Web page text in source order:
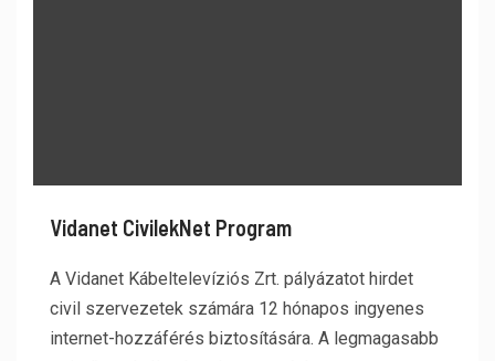
Vidanet CivilekNet Program
A Vidanet Kábeltelevíziós Zrt. pályázatot hirdet
civil szervezetek számára 12 hónapos ingyenes
internet-hozzáférés biztosítására. A legmagasabb